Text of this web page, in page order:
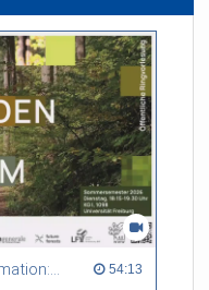
Between tradition and transformation: how owners, advisers and institutions co-create knowledge for resilient forests in Europe 54:13